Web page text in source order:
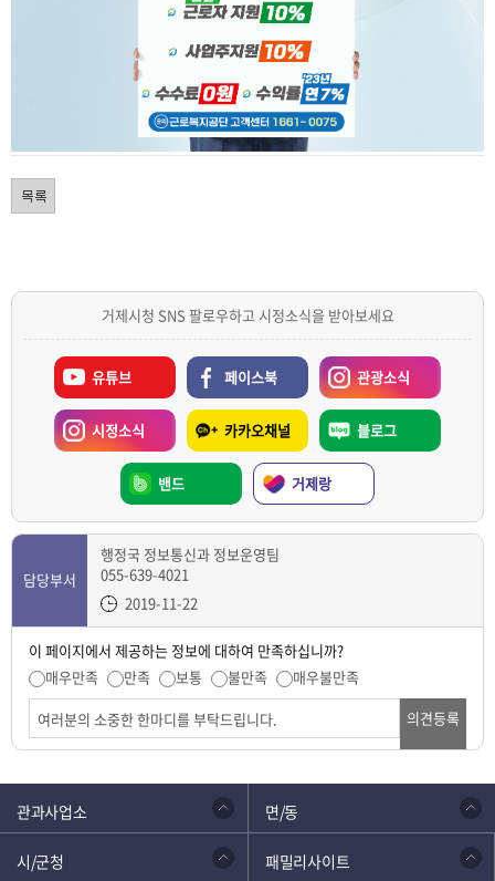
거제시청 SNS 팔로우하고 시정소식을 받아보세요
유튜브 페이스북 관광소식
시정소식 카카오채널 블로그
밴드 거제랑
담당부서
행정국 정보통신과 정보운영팀
055-639-4021
2019-11-22
이 페이지에서 제공하는 정보에 대하여 만족하십니까?
매우만족
만족 보통 불만족
매우불만족
의견등록
관과사업소 면/동
시/군청 패밀리사이트